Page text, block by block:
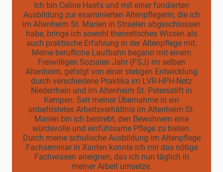
Ich bin Celine Haefs und mit einer fundierten
Ausbildung zur examinierten Altenpflegerin, die ich
im Altenheim St. Marien in Straelen abgeschlossen
habe, bringe ich sowohl theoretisches Wissen als
auch praktische Erfahrung in der Altenpflege mit.
Meine berufliche Laufbahn begann mit einem
Freiwilligen Sozialen Jahr (FSJ) im selben
Altenheim, gefolgt von einer stetigen Entwicklung
durch verschiedene Praktika im LVR-HPH-Netz
Niederrhein und im Altenheim St. Petersstift in
Kempen. Seit meiner Übernahme in ein
unbefristetes Arbeitsverhältnis im Altenheim St.
Marien bin ich bestrebt, den Bewohnern eine
würdevolle und einfühlsame Pflege zu bieten.
Durch meine schulische Ausbildung im Altenpflege
Fachseminar in Xanten konnte ich mir das nötige
Fachwissen aneignen, das ich nun täglich in
meiner Arbeit umsetze.